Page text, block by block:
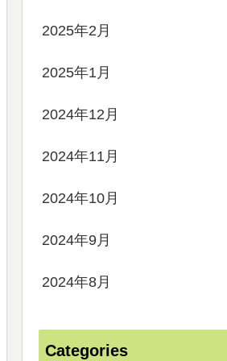
2025年2月
2025年1月
2024年12月
2024年11月
2024年10月
2024年9月
2024年8月
Categories